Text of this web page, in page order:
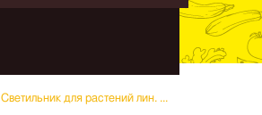
Светильник для растений лин. ...